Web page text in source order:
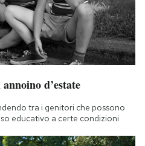
d’estate
tra i genitori che possono
educativo a certe condizioni